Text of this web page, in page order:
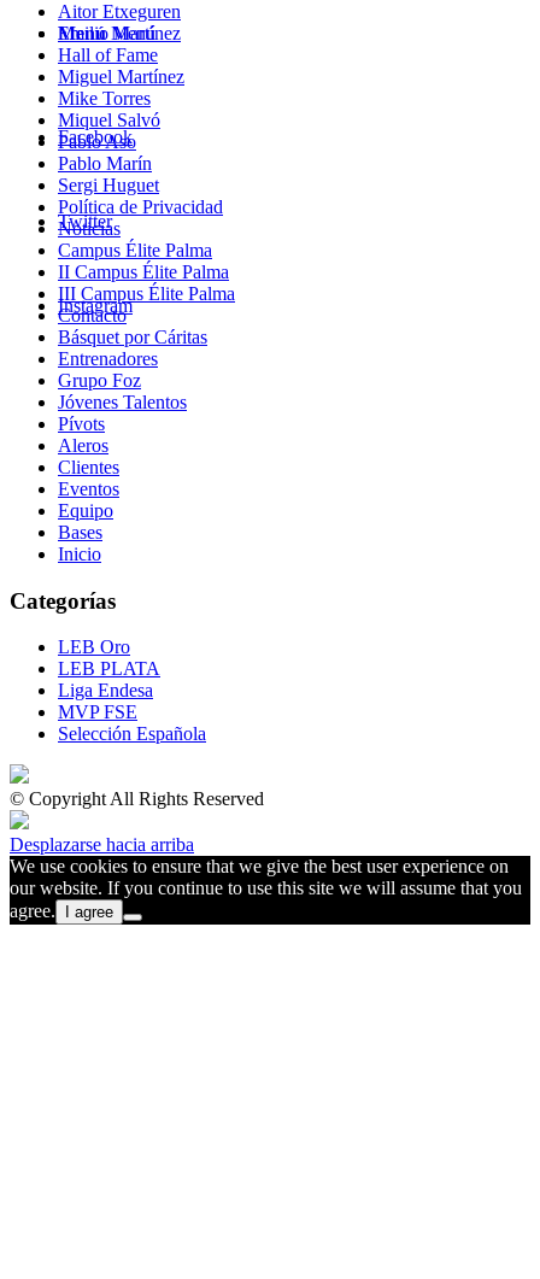
Menú Menú
Facebook
Twitter
Instagram
Aitor Etxeguren
Emilio Martínez
Hall of Fame
Miguel Martínez
Mike Torres
Miquel Salvó
Pablo Aso
Pablo Marín
Sergi Huguet
Política de Privacidad
Noticias
Campus Élite Palma
II Campus Élite Palma
III Campus Élite Palma
Contacto
Básquet por Cáritas
Entrenadores
Grupo Foz
Jóvenes Talentos
Pívots
Aleros
Clientes
Eventos
Equipo
Bases
Inicio
Categorías
LEB Oro
LEB PLATA
Liga Endesa
MVP FSE
Selección Española
© Copyright All Rights Reserved
Desplazarse hacia arriba
We use cookies to ensure that we give the best user experience on
our website. If you continue to use this site we will assume that you
agree.
I agree